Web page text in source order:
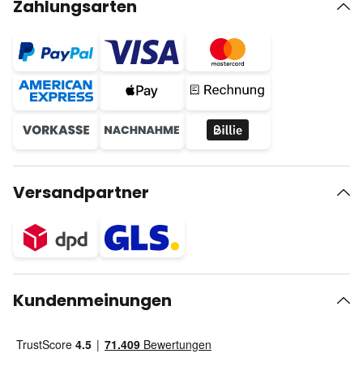
Zahlungsarten
Versandpartner
Kundenmeinungen